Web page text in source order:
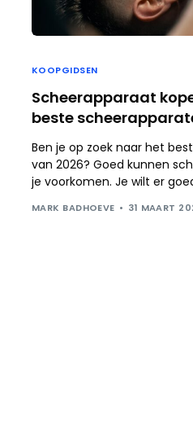
KOOPGIDSEN
Scheerapparaat
beste
Ben je op zoek naar het
van 2026? Goed kunnen
je voorkomen. Je wilt er
MARK BADHOEVE 31 MAART